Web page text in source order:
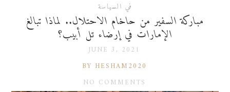
في السياسة
مباركة السفير من حاخام الاحتلال.. لماذا تبالغ
الإمارات في إرضاء تل أبيب؟
JUNE 3, 2021
BY HESHAM2020
NO COMMENTS